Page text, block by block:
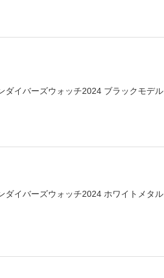
ダイバーズウォッチ2024 ブラックモデル
ダイバーズウォッチ2024 ホワイトメタル